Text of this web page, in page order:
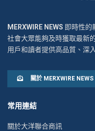
MERXWIRE NEWS 即時性的
社會大眾能夠及時獲取最新
用戶和讀者提供高品質、深
關於 MERXWIRE NEWS
常用連結
關於大洋聯合商訊